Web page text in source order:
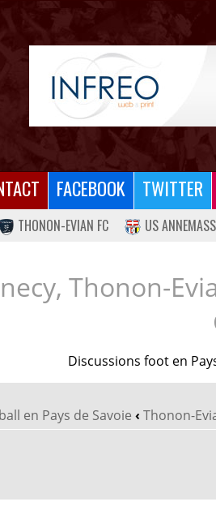
FACEBOOK TWITTER
THONON-EVIAN FC US
Thonon-
Discussions foot en
en Pays de Savoie ‹ Thonon-